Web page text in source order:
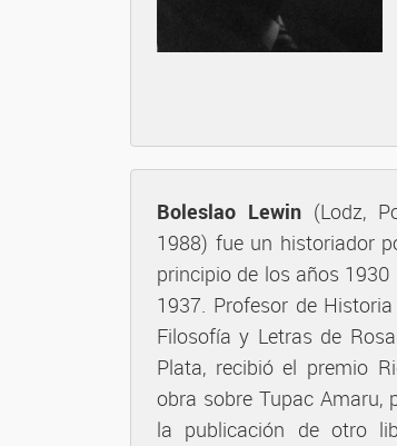
Boleslao Lewin (Lodz,
1988) fue un historiador
principio de los años
1937. Profesor de
Filosofía y Letras de
Plata, recibió el premio
obra sobre Tupac Amaru,
la publicación de otro